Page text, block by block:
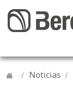
Noticias